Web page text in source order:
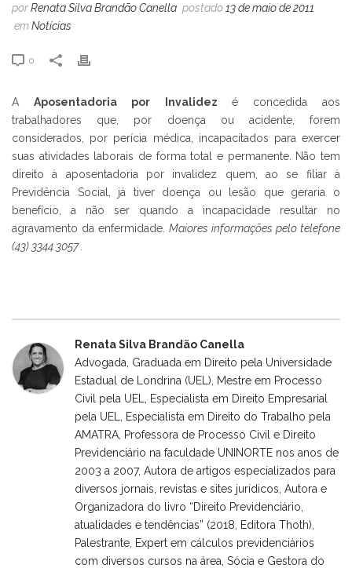
porRenata Silva Brandão Canella postado 13 de maio de 2011
emNotícias
0
AAposentadoria por Invalidez é concedida aos
trabalhadores que, por doença ou acidente, forem
considerados, por perícia médica, incapacitados para exercer
suas atividades laborais de forma total e permanente. Não tem
direito à aposentadoria por invalidez quem, ao se filiar à
Previdência Social, já tiver doença ou lesão que geraria o
benefício, a não ser quando a incapacidade resultar no
agravamento da enfermidade. Maiores informações pelo telefone
(43) 3344 3057 .
Renata Silva Brandão Canella
Advogada, Graduada em Direito pela Universidade
Estadual de Londrina (UEL), Mestre em Processo
Civil pela UEL, Especialista em Direito Empresarial
pela UEL, Especialista em Direito do Trabalho pela
AMATRA, Professora de Processo Civil e Direito
Previdenciário na faculdade UNINORTE nos anos de
2003 a 2007, Autora de artigos especializados para
diversos jornais, revistas e sites jurídicos, Autora e
Organizadora do livro “Direito Previdenciário,
atualidades e tendências” (2018, Editora Thoth),
Palestrante, Expert em cálculos previdenciários
com diversos cursos na área, Sócia e Gestora do